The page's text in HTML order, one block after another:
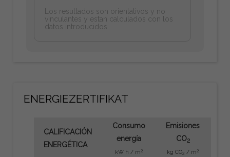
Los resultados son orientativos y no
vinculantes y estan calculados con los
datos introducidos.
ENERGIEZERTIFIKAT
CALIFICACIÓN
ENERGÉTICA
Consumo
energía
kW h / m 2
Emisiones
CO2
kg CO2 / m 2